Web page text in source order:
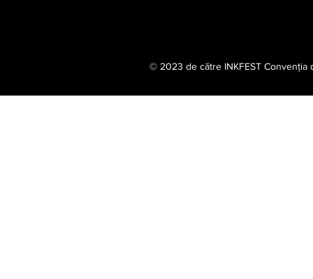
© 2023 de către INKFEST Convenția